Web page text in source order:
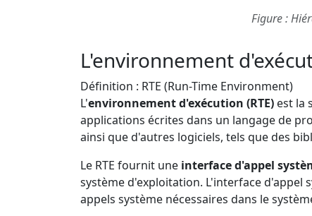
Figure :
L'environnement
Définition : RTE (Run-Time Environment)
L'environnement d'exécution (RTE) est la
applications écrites dans un langage de
ainsi que d'autres logiciels, tels que des
Le RTE fournit une interface d'appel
système d'exploitation. L'interface d'appel
appels système nécessaires dans le